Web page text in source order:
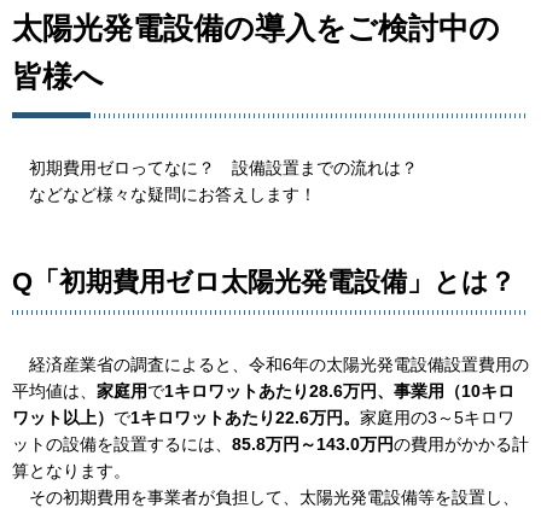
太陽光発電設備の導入をご検討中の
皆様へ
初期費用ゼロってなに？ 設備設置までの流れは？
などなど様々な疑問にお答えします！
Q「初期費用ゼロ太陽光発電設備」とは？
経済産業省の調査によると、令和6年の太陽光発電設備設置費用の
平均値は、 家庭用で1キロワットあたり28.6万円、事業用（10キロ
ワット以上） で1キロワットあたり22.6万円。 家庭用の3～5キロワ
ットの設備を設置するには、 85.8万円～143.0万円の費用がかかる計
算となります。
その初期費用を事業者が負担して、太陽光発電設備等を設置し、